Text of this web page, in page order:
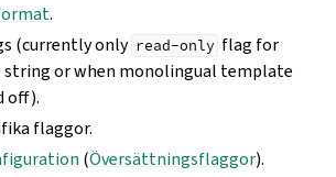
.
(currently only read-only flag for
string or when monolingual template
off).
flaggor.
(Översättningsflaggor).